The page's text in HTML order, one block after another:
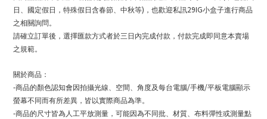
日、國定假日，特殊假日含春節、中秋等) ，也歡迎私訊29IG小盒子進行商品
之相關詢問。
請確立訂單後，選擇匯款方式者於三日內完成付款，付款完成即同意本賣場
之規範。
關於商品：
-商品的顏色認知會因拍攝光線、空間、角度及每台電腦/手機/平板電腦顯示
螢幕不同而有所差異，皆以實際商品為準。
-商品的尺寸皆為人工平放測量，可能因為不同批、材質、布料彈性或測量點